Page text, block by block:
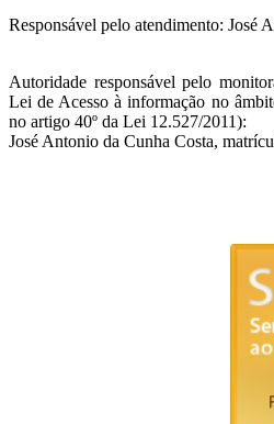
Responsável pelo atendimento: José
Autoridade responsável pelo
Lei de Acesso à informação no
no artigo 40º da Lei 12.527/2011):
José Antonio da Cunha Costa,